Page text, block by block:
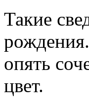
Такие
опять
цвет.